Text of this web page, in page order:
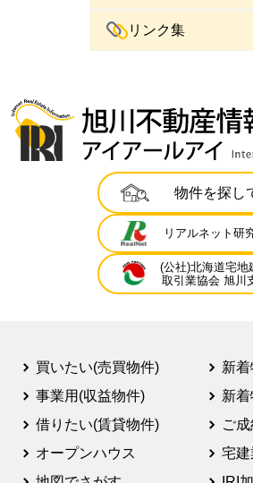
リンク集
物件を探し
リアルネット研
(公社)北海道宅地
取引業協会 旭川
買いたい(売買物件)
事業用(収益物件)
借りたい(賃貸物件)
オープンハウス
新
新
ご
宅建